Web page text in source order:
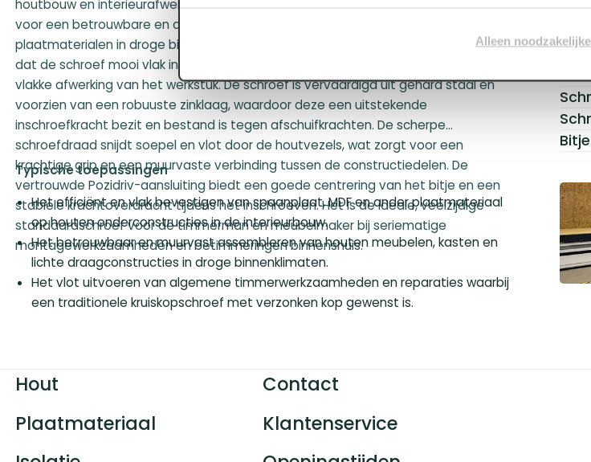
Alleen
houtbouw en interieurafwerking. Deze traditionele constructieschroef is ontworpen
voor een betrouwbare en doeltreffende montage van diverse houtsoorten en
plaatmaterialen in droge binnenklimaten. De strakke verzonken kop zorgt ervoor
dat de schroef mooi vlak in het oppervlak wegvalt, wat resulteert in een nette en
vlakke afwerking van het werkstuk. De schroef is vervaardigd uit gehard staal en
voorzien van een robuuste zinklaag, waardoor deze een uitstekende
inschroefkracht bezit en bestand is tegen afschuifkrachten. De scherpe
schroefdraad snijdt soepel en vlot door de houtvezels, wat zorgt voor een
krachtige grip en een muurvaste verbinding tussen de constructiedelen. De
vertrouwde Pozidriv-aansluiting biedt een goede centrering van het bitje en een
stabiele krachtoverdracht tijdens het inschroeven. Het is de ideale, veelzijdige
standaardschroef voor de timmerman en meubelmaker bij seriematige
montagewerkzaamheden en betimmeringen binnenshuis.
Typische toepassingen
Het efficiënt en vlak bevestigen van spaanplaat, MDF en ander plaatmateriaal
op houten onderconstructies in de interieurbouw.
Het betrouwbaar en muurvast assembleren van houten meubelen, kasten en
lichte draagconstructies in droge binnenklimaten.
Het vlot uitvoeren van algemene timmerwerkzaamheden en reparaties waarbij
een traditionele kruiskopschroef met verzonken kop gewenst is.
Kleur
Bitje
Hout
Plaatmateriaal
Contact
Klantenservice